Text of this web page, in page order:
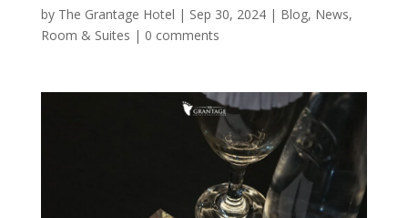
by The Grantage Hotel | Sep 30, 2024| Blog, News,
Room & Suites | 0 comments